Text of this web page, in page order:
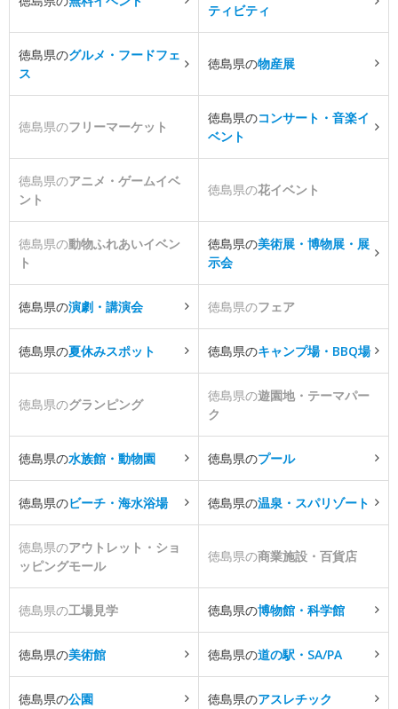
ティビティ
徳島県のグルメ・フードフェ
ス
徳島県の物産展
徳島県のフリーマーケット
徳島県のコンサート・音楽イ
ベント
徳島県のアニメ・ゲームイベ
ント
徳島県の花イベント
徳島県の動物ふれあいイベン
ト
徳島県の美術展・博物展・展
示会
徳島県の演劇・講演会 徳島県のフェア
徳島県の夏休みスポット 徳島県のキャンプ場・BBQ場
徳島県のグランピング
徳島県の遊園地・テーマパー
ク
徳島県の水族館・動物園 徳島県のプール
徳島県のビーチ・海水浴場 徳島県の温泉・スパリゾート
徳島県のアウトレット・ショ
ッピングモール
徳島県の商業施設・百貨店
徳島県の工場見学 徳島県の博物館・科学館
徳島県の美術館 徳島県の道の駅・SA/PA
徳島県の公園 徳島県のアスレチック